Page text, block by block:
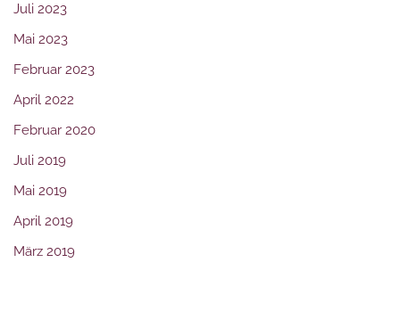
Juli 2023
Mai 2023
Februar 2023
April 2022
Februar 2020
Juli 2019
Mai 2019
April 2019
März 2019